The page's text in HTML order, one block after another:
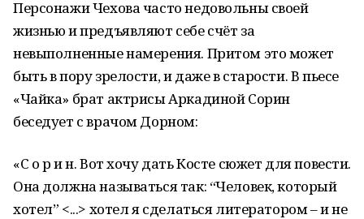
Персонажи Чехова часто недовольны своей
жизнью и предъявляют себе счёт за
невыполненные намерения. Притом это может
быть в пору зрелости, и даже в старости. В пьесе
«Чайка» брат актрисы Аркадиной Сорин
беседует с врачом Дорном:
«С о р и н. Вот хочу дать Косте сюжет для повести.
Она должна называться так: “Человек, который
хотел” <...> хотел я сделаться литератором – и не